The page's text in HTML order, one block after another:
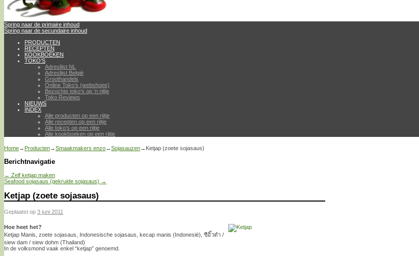
Spring naar de primaire inhoud
Spring naar de secundaire inhoud
PRODUCTEN
RECEPTEN
KOOKBOEKEN
TOKO’S
Adreslijst NL
Adreslijst België
Groothandels
Online Toko’s (webshops)
Bezochte toko’s op ’n rijtje
Toko Reviews
NIEUWS
INDEX
Alle producten op een rijtje
Alle recepten op een rijtje
Alle toko’s op een rijtje
Alle kookboeken op een rijtje
Home→ Producten→Smaakmakers enzo→Sojasauzen→ Ketjap (zoete sojasaus)
Berichtnavigatie
← Zelf ketjap maken
Seafood sojasaus (gekruide sojasaus) →
Ketjap (zoete sojasaus)
Geplaatst op 3 juni 2011
Hoe heet het?
Ketjap Manis, zoete sojasaus, Indonesische sojasaus, kecap manis (Indonesië), ซีอิ๊วดำ /
siew dam / siew dohm (Thailand)
In de volksmond vaak enkel “ketjap” genoemd.